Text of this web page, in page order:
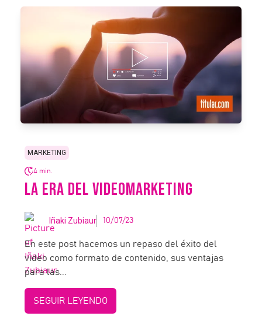
MARKETING
4 min.
LA ERA DEL VIDEOMARKETING
Iñaki Zubiaur 10/07/23
En este post hacemos un repaso del éxito del
video como formato de contenido, sus ventajas
para las...
SEGUIR LEYENDO